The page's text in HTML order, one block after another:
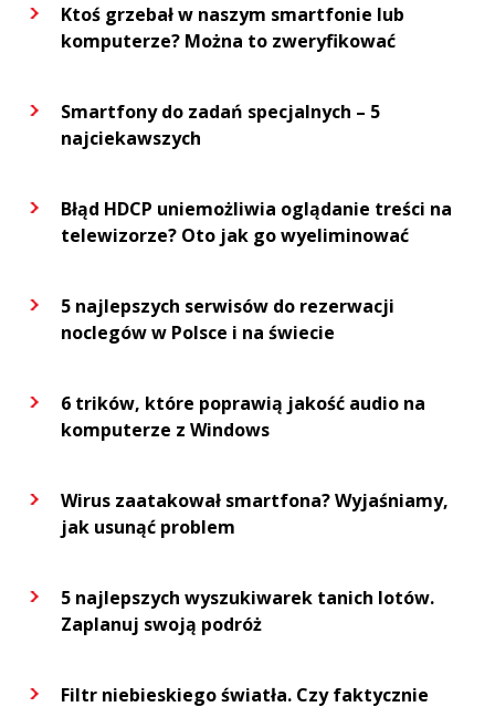
Ktoś grzebał w naszym smartfonie lub
komputerze? Można to zweryfikować
Smartfony do zadań specjalnych – 5
najciekawszych
Błąd HDCP uniemożliwia oglądanie treści na
telewizorze? Oto jak go wyeliminować
5 najlepszych serwisów do rezerwacji
noclegów w Polsce i na świecie
6 trików, które poprawią jakość audio na
komputerze z Windows
Wirus zaatakował smartfona? Wyjaśniamy,
jak usunąć problem
5 najlepszych wyszukiwarek tanich lotów.
Zaplanuj swoją podróż
Filtr niebieskiego światła. Czy faktycznie